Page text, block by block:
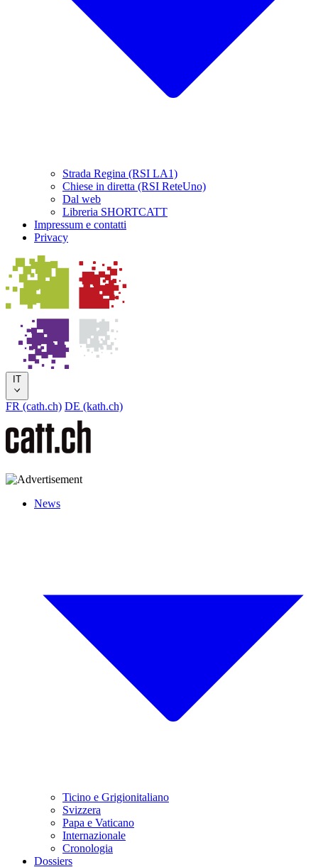
Strada Regina (RSI LA1)
Chiese in diretta (RSI ReteUno)
Dal web
Libreria SHORTCATT
Impressum e contatti
Privacy
IT
FR (cath.ch) DE (kath.ch)
News
Ticino e Grigionitaliano
Svizzera
Papa e Vaticano
Internazionale
Cronologia
Dossiers